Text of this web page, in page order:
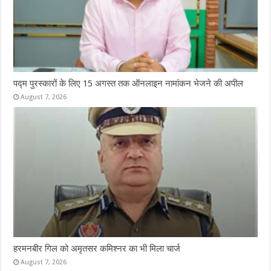
पद्म पुरस्कारों के लिए 15 अगस्त तक ऑनलाइन नामांकन भेजने की अपील
August 7, 2026
हरमनबीर गिल को अमृतसर कमिश्नर का भी मिला चार्ज
August 7, 2026